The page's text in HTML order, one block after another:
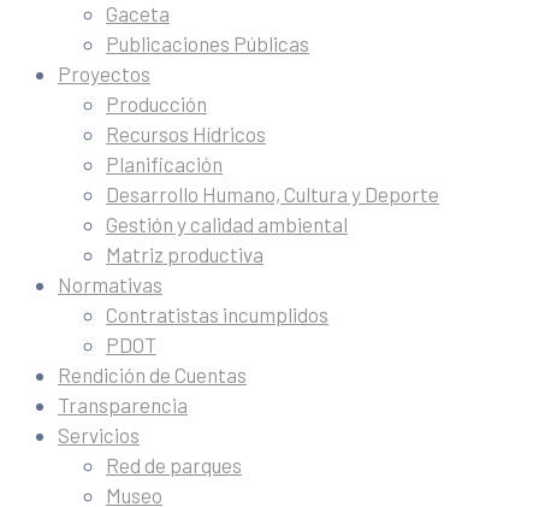
Gaceta
Publicaciones Públicas
Proyectos
Producción
Recursos Hídricos
Planificación
Desarrollo Humano, Cultura y Deporte
Gestión y calidad ambiental
Matriz productiva
Normativas
Contratistas incumplidos
PDOT
Rendición de Cuentas
Transparencia
Servicios
Red de parques
Museo